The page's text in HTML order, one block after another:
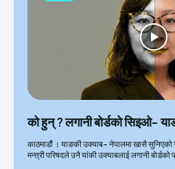
को हुन् ? लगानी बोर्डको सिइओ-
काठमाडौं । याङकी उक्याब– नेपालमा खासै सुनिएको
मन्त्री परिषदले उनै यांकी उक्याबलाई लगानी बोर्डको